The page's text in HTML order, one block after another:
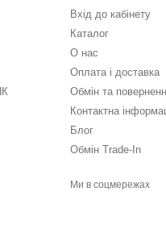
Вхід до кабінету
Каталог
О нас
Оплата і доставка
Обмін та
Контактна
Блог
Обмін Trade-In
Ми в соцмережах